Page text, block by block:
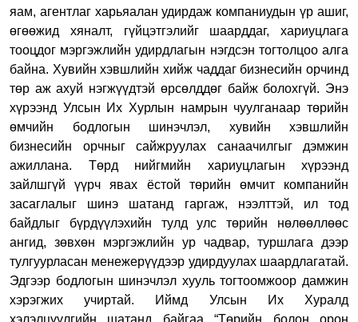
яам, агентлаг харьяалан удирдаж компаниудын үр ашиг,
өгөөжид хяналт, гүйцэтгэлийг шаарддаг, хариуцлага
тооцдог мэргэжлийн удирдлагын нэгдсэн тогтолцоо алга
байна. Хувийн хэвшлийн хийж чаддаг бизнесийн орчинд
төр аж ахуй нэгжүүдтэй өрсөлддөг байж болохгүй. Энэ
хүрээнд Улсын Их Хурлын намрын чуулганаар төрийн
өмчийн бодлогын шинэчлэл, хувийн хэвшлийн
бизнесийн орчныг сайжруулах санаачилгыг дэмжин
ажиллана. Төрд нийгмийн хариуцлагын хүрээнд
зайлшгүй үүрч явах ёстой төрийн өмчит компанийн
засаглалыг шинэ шатанд гаргаж, нээлттэй, ил тод
байдлыг бүрдүүлэхийн тулд улс төрийн нөлөөллөөс
ангид, зөвхөн мэргэжлийн ур чадвар, туршлага дээр
тулгуурласан менежерүүдээр удирдуулах шаардлагатай.
Эдгээр бодлогын шинэчлэл хууль тогтоомжоор дамжин
хэрэгжих учиртай. Иймд Улсын Их Хуралд
хэлэлцүүлгийн шатанд байгаа “Төрийн болон орон